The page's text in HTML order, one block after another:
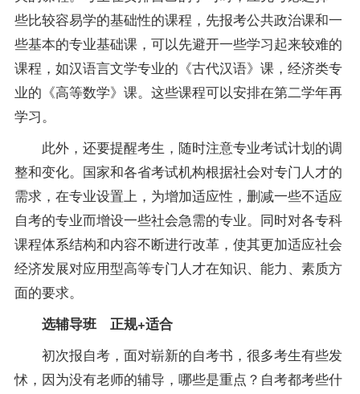
些比较容易学的基础性的课程，先报考公共政治课和一
些基本的专业基础课，可以先避开一些学习起来较难的
课程，如汉语言文学专业的《古代汉语》课，经济类专
业的《高等数学》课。这些课程可以安排在第二学年再
学习。
此外，还要提醒考生，随时注意专业考试计划的调
整和变化。国家和各省考试机构根据社会对专门人才的
需求，在专业设置上，为增加适应性，删减一些不适应
自考的专业而增设一些社会急需的专业。同时对各专科
课程体系结构和内容不断进行改革，使其更加适应社会
经济发展对应用型高等专门人才在知识、能力、素质方
面的要求。
选辅导班 正规+适合
初次报自考，面对崭新的自考书，很多考生有些发
怵，因为没有老师的辅导，哪些是重点？自考都考些什